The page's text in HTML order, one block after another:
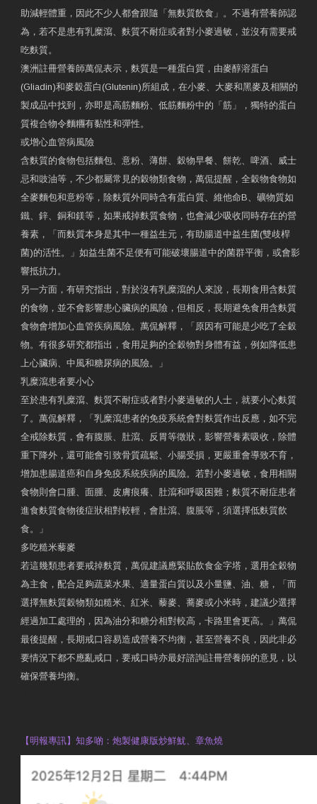
助減輕體重，因此不少人都會跟隨「無麩質飲食」。不過有營養師認
為，若不是患有乳糜瀉、麩質不耐症或者對小麥過敏，並沒有需要戒
吃麩質。
澳洲註冊營養師萬侃表示，麩質是一種蛋白質，由麥醇溶蛋白
(Gliadin)和麥穀蛋白(Glutenin)所組成，在小麥、大麥和黑麥及相關的
製成品中找到，亦即是高筋麵粉、低筋麵粉中的「筋」，獨特的蛋白
質複合物令麵糰有黏性和彈性。
或增心血管病風險
含麩質的食物包括麵包、意粉、薄餅、穀物早餐、餅乾、啤酒、威士
忌和豉油等，不少都屬常見的穀物類食物，萬侃提醒，全穀物食物如
全麥麵包和意粉等，除麩質外同時含有蛋白質、維他命B、礦物質如
鐵、鋅、銅和鎂等，如果戒掉麩質食物，也會減少吸收同時存在的營
養素，「而麩質本身是其中一種益生元，有助腸道中益生菌(雙歧桿
菌)的活性。」如益生菌不足便有可能破壞腸道中的菌群平衡，或會影
響抵抗力。
另一方面，有研究指出，對於沒有乳糜瀉的人來說，長期食用含麩質
的食物，並不會影響患心臟病的風險，但相反，長期避免食用含麩質
食物會增加心血管疾病風險。萬侃解釋，「原因有可能是少吃了全穀
物。有很多研究都指出，食用足夠的全穀物對身體有益，例如降低患
上心臟病、中風和糖尿病的風險。」
乳糜瀉患者要小心
至於患有乳糜瀉、麩質不耐症或者對小麥過敏的人士，就要小心麩質
了。萬侃解釋，「乳糜瀉患者的免疫系統會對麩質作出反應，如不完
全戒除麩質，會有腹脹、肚瀉、反胃等徵狀，影響營養素吸收，除體
重下降外，還可能會引致骨質疏鬆、小腸受損，更嚴重會導致不育，
增加患腸道癌和自身免疫系統疾病的風險。若對小麥過敏，食用相關
食物則會口腫、面腫、皮膚痕癢、肚瀉和呼吸困難；麩質不耐症患者
進食麩質食物後症狀相對較輕，會肚瀉、腹脹等，須選擇低麩質飲
食。」
多吃糙米藜麥
若這幾類患者要戒掉麩質，萬侃建議應緊貼飲食金字塔，選用全穀物
為主食，配合足夠蔬菜水果、適量蛋白質以及小量鹽、油、糖，「而
選擇無麩質穀物類如糙米、紅米、藜麥、蕎麥或小米時，建議少選擇
經過加工處理的，因為油分和糖分相對較高，卡路里會更高。」萬侃
最後提醒，長期戒口容易造成營養不均衡，甚至營養不良，因此非必
要情況下都不應亂戒口，要戒口時亦最好諮詢註冊營養師的意見，以
確保營養均衡。
【明報專訊】知多啲：炮製健康版炒鮮魷、章魚燒